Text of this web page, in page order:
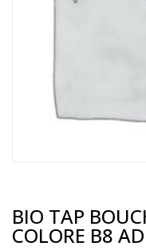
BIO TAP
COLORE B8 AD